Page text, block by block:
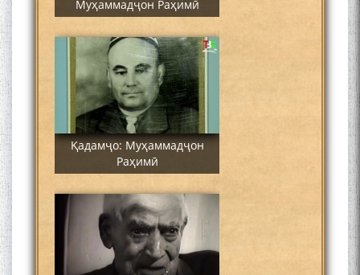
Муҳаммадҷон Раҳимӣ
Қадамҷо: Муҳаммадҷон
Раҳимӣ